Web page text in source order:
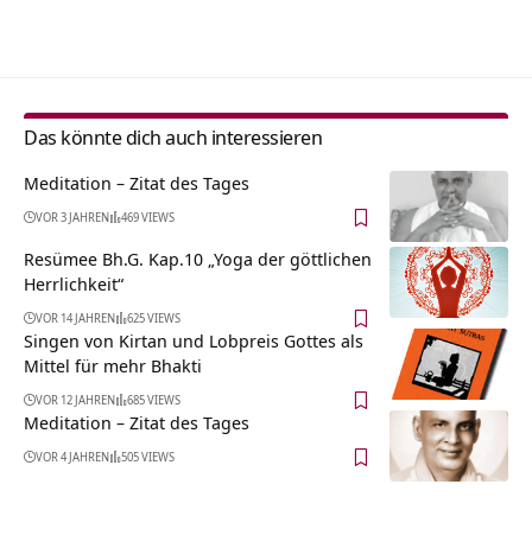
Das könnte dich auch interessieren
Meditation – Zitat des Tages
VOR 3 JAHREN 469 VIEWS
Resümee Bh.G. Kap.10 „Yoga der göttlichen
Herrlichkeit“
VOR 14 JAHREN 625 VIEWS
Singen von Kirtan und Lobpreis Gottes als
Mittel für mehr Bhakti
VOR 12 JAHREN 685 VIEWS
Meditation – Zitat des Tages
VOR 4 JAHREN 505 VIEWS